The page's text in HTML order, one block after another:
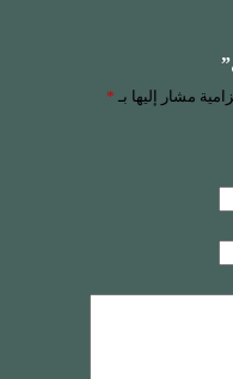
مشار إليها بـ *